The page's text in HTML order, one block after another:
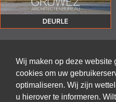
Wij maken op deze website
cookies om uw
optimaliseren. Wij zijn
u hierover te informeren.
DEURLE